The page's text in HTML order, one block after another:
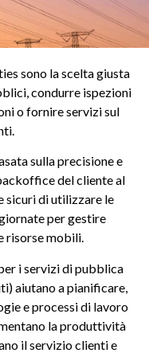
sono la scelta giusta
condurre ispezioni
o fornire servizi sul
sulla precisione e
del cliente al
sicuri di utilizzare le
per gestire
risorse mobili.
i servizi di pubblica
aiutano a pianificare,
e processi di lavoro
la produttività
il servizio clienti e